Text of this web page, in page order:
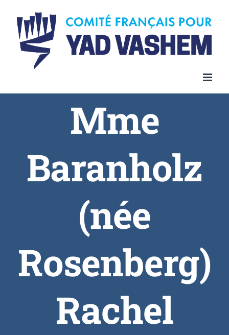
content
Mme
Baranholz
(née
Rosenberg)
Rachel